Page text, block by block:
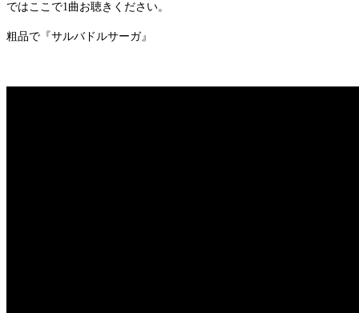
ではここで1曲お聴きください。
粗品で『サルバドルサーガ』